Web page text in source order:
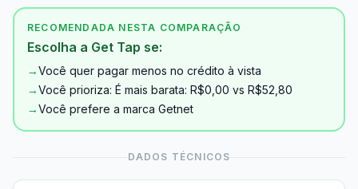
RECOMENDADA NESTA COMPARAÇÃO
Escolha a Get Tap se:
→Você quer pagar menos no crédito à vista
→Você prioriza: É mais barata: R$0,00 vs R$52,80
→Você prefere a marca Getnet
DADOS TÉCNICOS